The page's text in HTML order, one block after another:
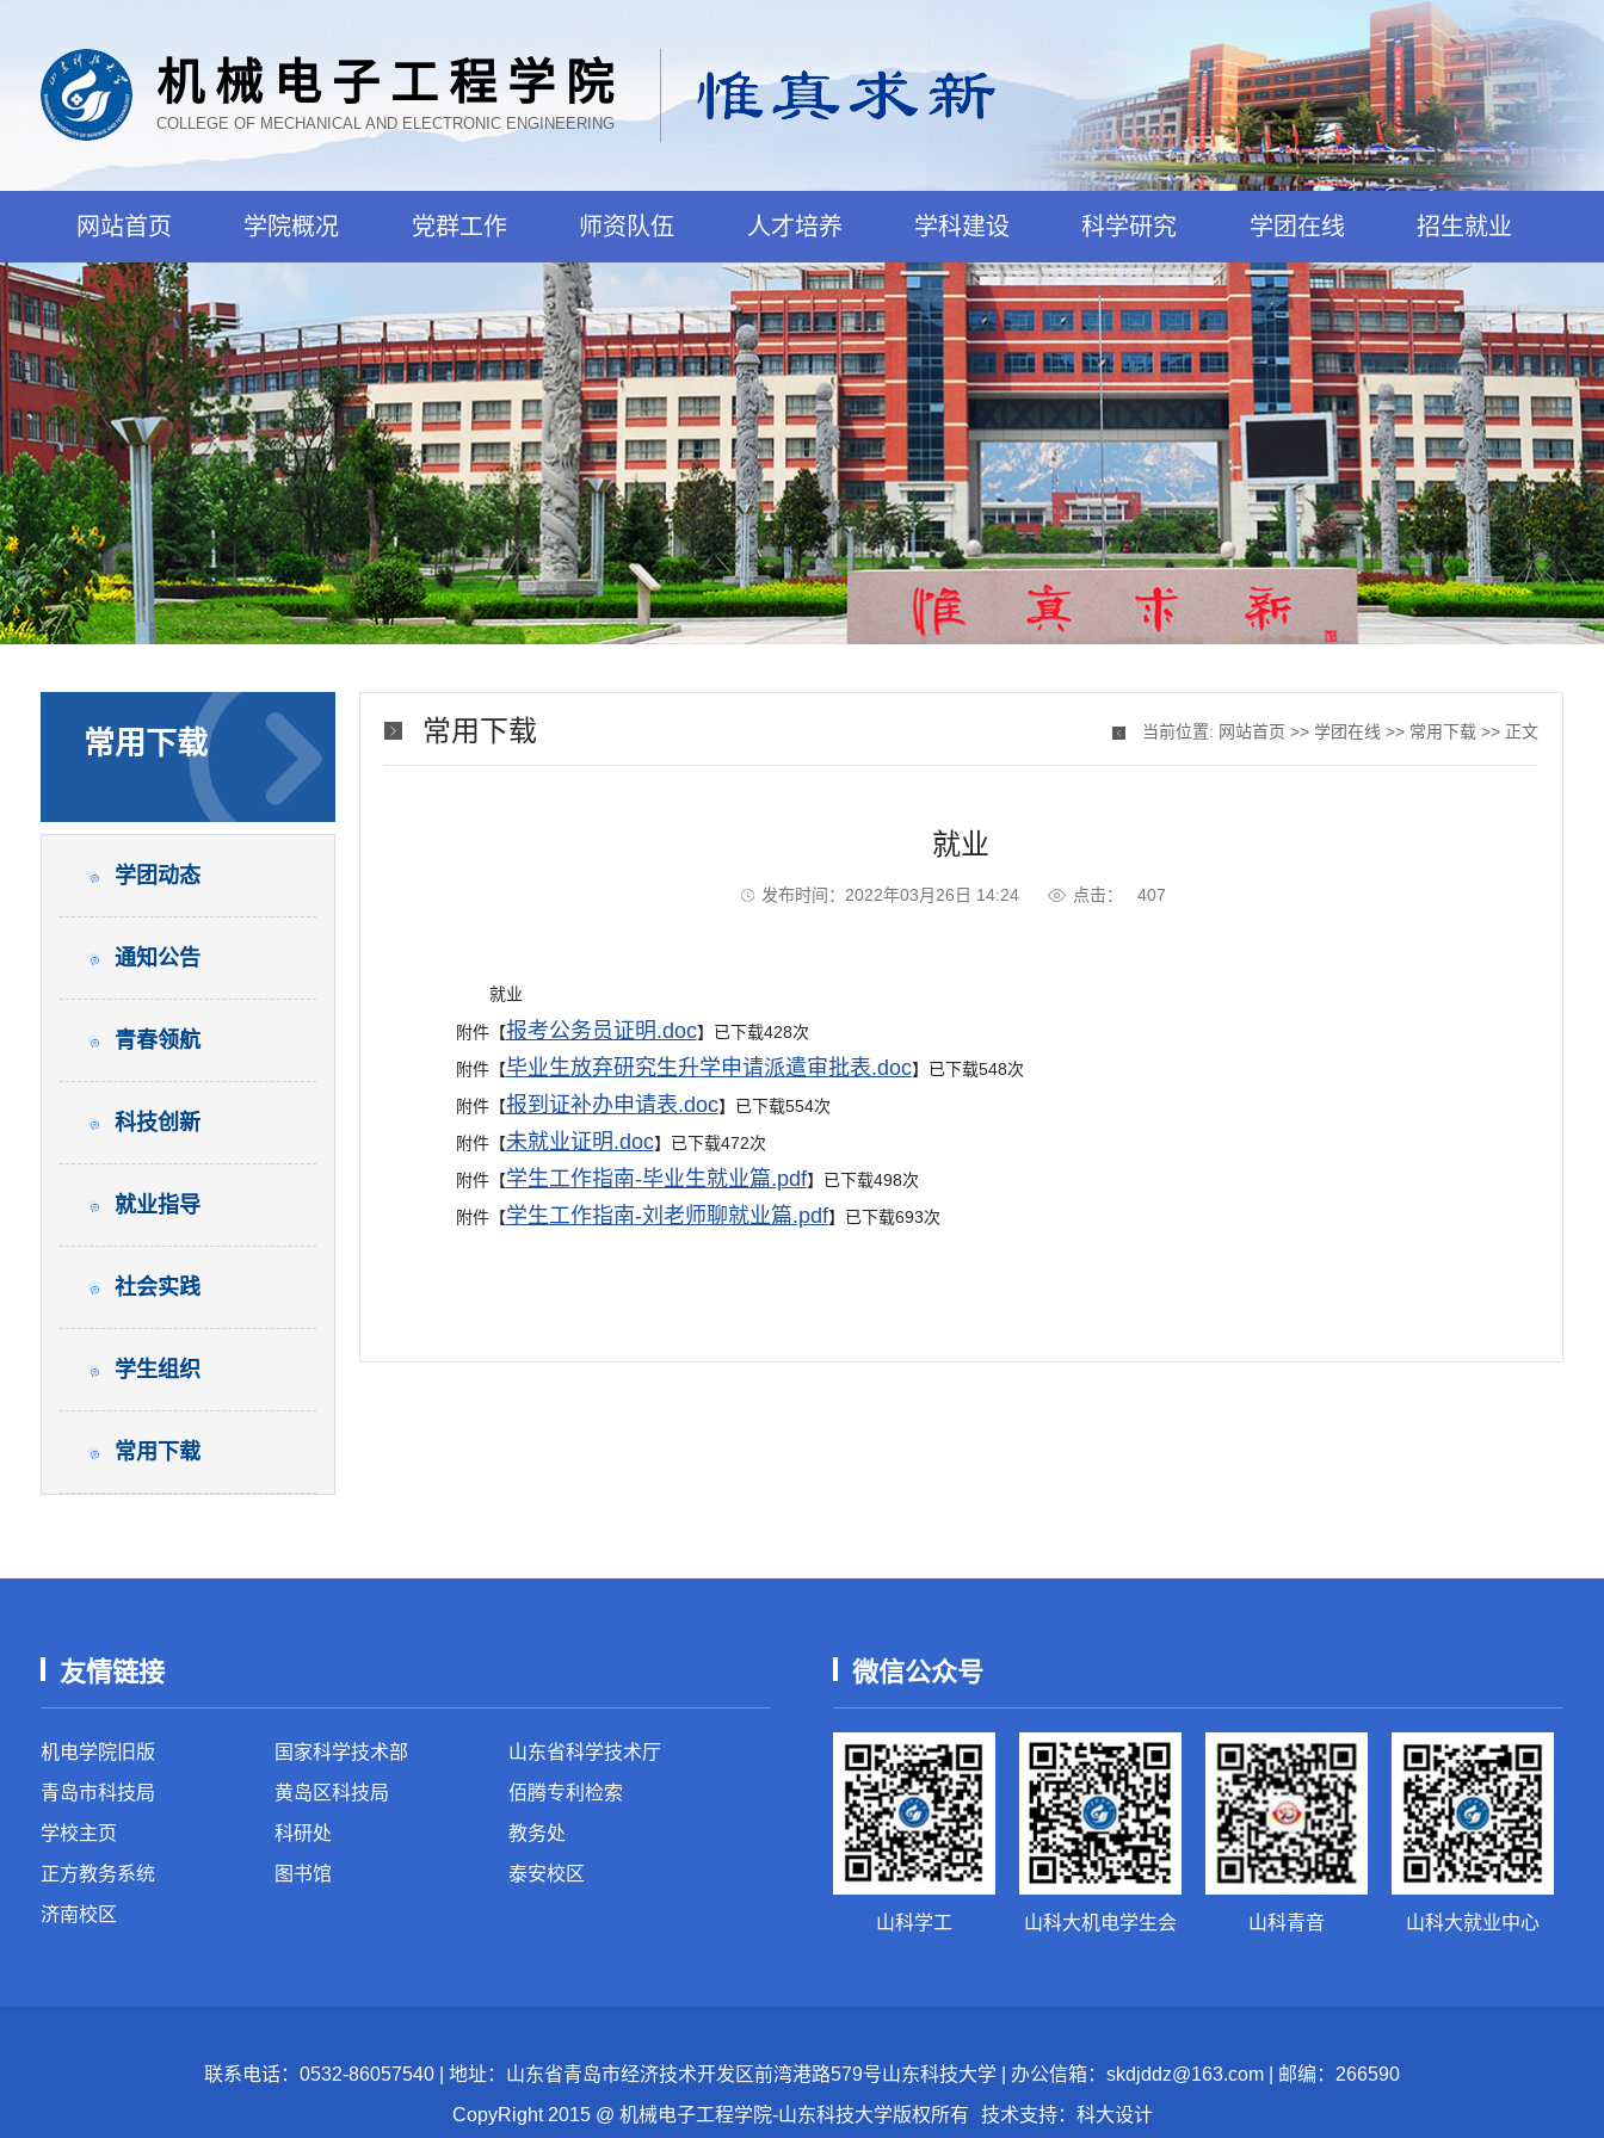
机械电子工程学院
COLLEGE OF MECHANICAL AND ELECTRONIC ENGINEERING
网站首页 学院概况 党群工作 师资队伍 人才培养 学科建设 科学研究 学团在线 招生就业
常用下载
学团动态
通知公告
青春领航
科技创新
就业指导
社会实践
学生组织
常用下载
常用下载 当前位置: 网站首页 >>学团在线 >> 常用下载 >> 正文
就业
发布时间：2022年03月26日 14:24 点击： 407
就业
附件【报考公务员证明.doc】已下载428次
附件【毕业生放弃研究生升学申请派遣审批表.doc】已下载548次
附件【报到证补办申请表.doc】已下载554次
附件【未就业证明.doc】已下载472次
附件【学生工作指南-毕业生就业篇.pdf】已下载498次
附件【学生工作指南-刘老师聊就业篇.pdf】已下载693次
友情链接
机电学院旧版 国家科学技术部
山东省科学技术厅
青岛市科技局
黄岛区科技局
佰腾专利检索
学校主页
科研处
教务处
正方教务系统
图书馆
泰安校区
济南校区
微信公众号
山科学工 山科大机电学生会 山科青音 山科大就业中心
联系电话：0532-86057540 | 地址：山东省青岛市经济技术开发区前湾港路579号山东科技大学 | 办公信箱：skdjddz@163.com | 邮编：266590
CopyRight 2015 @ 机械电子工程学院-山东科技大学版权所有
技术支持：科大设计